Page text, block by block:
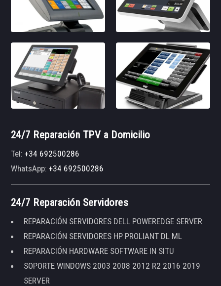
24/7 Reparación TPV a Domicilio
Tel:+34 692500286
WhatsApp:+34 692500286
24/7 Reparación Servidores
REPARACIÓN SERVIDORES DELL POWEREDGE SERVER
REPARACIÓN SERVIDORES HP PROLIANT DL ML
REPARACIÓN HARDWARE SOFTWARE IN SITU
SOPORTE WINDOWS 2003 2008 2012 R2 2016 2019
SERVER